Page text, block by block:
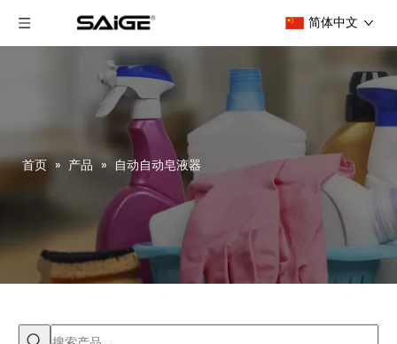
简体中文
首页 » 产品 » 自动自动皂液器